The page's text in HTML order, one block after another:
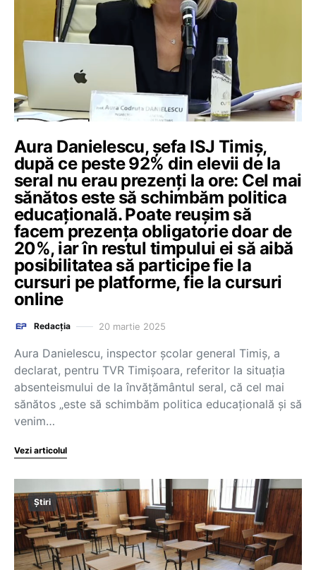
Aura Danielescu, șefa ISJ Timiș,
după ce peste 92% din elevii de la
seral nu erau prezenți la ore: Cel mai
sănătos este să schimbăm politica
educațională. Poate reușim să
facem prezența obligatorie doar de
20%, iar în restul timpului ei să aibă
posibilitatea să participe fie la
cursuri pe platforme, fie la cursuri
online
Redacția 20 martie 2025
Aura Danielescu, inspector școlar general Timiș, a
declarat, pentru TVR Timișoara, referitor la situația
absenteismului de la învățământul seral, că cel mai
sănătos „este să schimbăm politica educațională și să
venim…
Vezi articolul
Știri